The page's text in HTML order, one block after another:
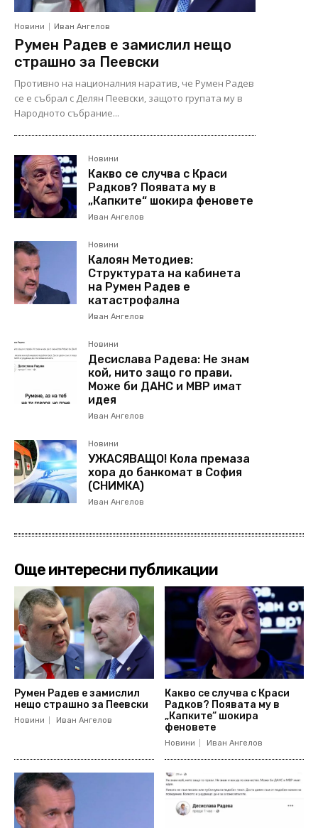
Новини Иван Ангелов
Румен Радев е замислил нещо
страшно за Пеевски
Противно на националния наратив, че Румен Радев
се е събрал с Делян Пеевски, защото групата му в
Народното събрание...
Новини
Какво се случва с Краси
Радков? Появата му в
„Капките“ шокира феновете
Иван Ангелов
Новини
Калоян Методиев:
Структурата на кабинета
на Румен Радев е
катастрофална
Иван Ангелов
Новини
Десислава Радева: Не знам
кой, нито защо го прави.
Може би ДАНС и МВР имат
идея
Иван Ангелов
Новини
УЖАСЯВАЩО! Кола премаза
хора до банкомат в София
(СНИМКА)
Иван Ангелов
Още интересни публикации
Румен Радев е замислил
нещо страшно за Пеевски
Новини Иван Ангелов
Какво се случва с Краси
Радков? Появата му в
„Капките“ шокира
феновете
Новини Иван Ангелов